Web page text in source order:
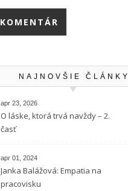
NAJNOVŠIE ČLÁNKY
apr 23, 2026
O láske, ktorá trvá navždy – 2.
časť
apr 01, 2024
Janka Balážová: Empatia na
pracovisku